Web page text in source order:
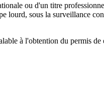
ou d'un titre
sous la surveillance
à l'obtention du permis